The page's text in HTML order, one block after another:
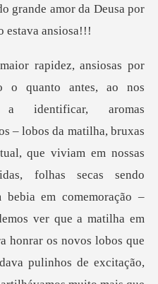
ande amor da Deusa por
s ver que a matilha em
honrar os novos lobos que
pulinhos de excitação,